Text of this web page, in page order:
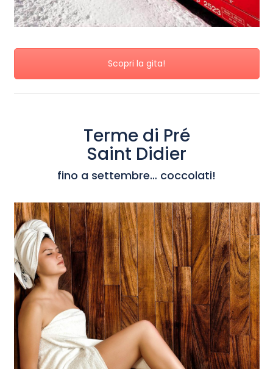
Scopri la gita!
Terme di Pré
Saint Didier
fino a settembre… coccolati!